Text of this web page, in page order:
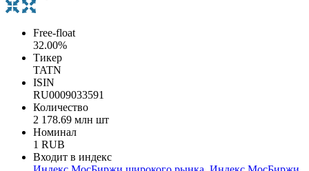
Free-float
32.00%
Тикер
TATN
ISIN
RU0009033591
Количество
2 178.69 млн шт
Номинал
1 RUB
Входит в индекс